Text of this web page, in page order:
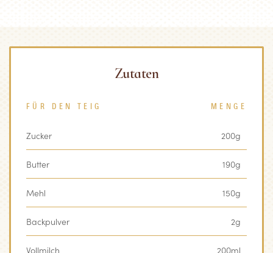
Zutaten
FÜR DEN TEIG MENGE
Zucker 200g
Butter 190g
Mehl 150g
Backpulver 2g
Vollmilch 200ml